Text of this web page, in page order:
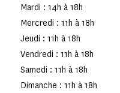
Mardi : 14h à 18h
Mercredi : 11h à 18h
Jeudi : 11h à 18h
Vendredi : 11h à 18h
Samedi : 11h à 18h
Dimanche : 11h à 18h